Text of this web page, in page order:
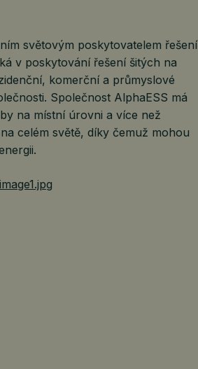
světovým poskytovatelem řešení
v poskytování řešení šitých na
komerční a průmyslové
Společnost AlphaESS má
na místní úrovni a více než
celém světě, díky čemuž mohou